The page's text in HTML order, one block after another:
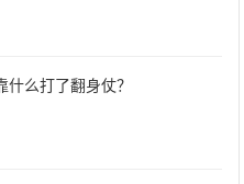
么打了翻身仗？